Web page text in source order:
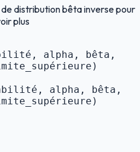
distribution bêta inverse pour
plus
alpha, bêta,
alpha, bêta,